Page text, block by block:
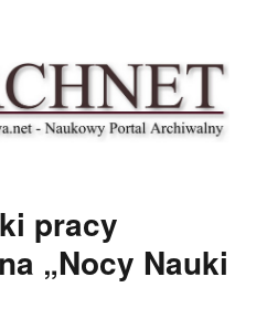
pracy
„Nocy Nauki